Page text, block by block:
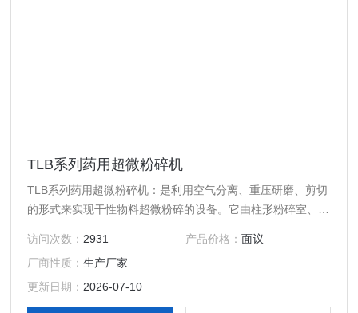
TLB系列药用超微粉碎机
TLB系列药用超微粉碎机：是利用空气分离、重压研磨、剪切
的形式来实现干性物料超微粉碎的设备。它由柱形粉碎室、研
访问次数： 2931 产品价格： 面议
厂商性质：生产厂家
更新日期： 2026-07-10